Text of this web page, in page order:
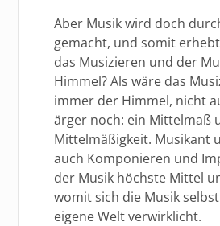
Aber Musik wird doch
gemacht, und somit
das Musizieren und der
Himmel? Als wäre das
immer der Himmel, nicht
ärger noch: ein Mittelmaß
Mittelmäßigkeit. Musikant
auch Komponieren und
der Musik höchste Mittel
womit sich die Musik
eigene Welt verwirklicht.